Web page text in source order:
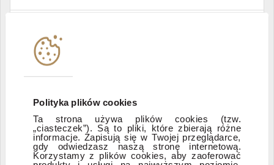
Polityka plików cookies
Ta strona używa plików cookies (tzw.
„ciasteczek”). Są to pliki, które zbierają różne
informacje. Zapisują się w Twojej przeglądarce,
gdy odwiedzasz naszą stronę internetową.
Korzystamy z plików cookies, aby zaoferować
Instytucje współpracujące
Polityka informacyjna DI Xelion
Zastrzeżenia prawne